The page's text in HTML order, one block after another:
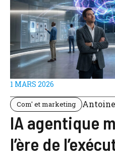
1 MARS 2026
Com' et marketing
IA agentique
l’ère de